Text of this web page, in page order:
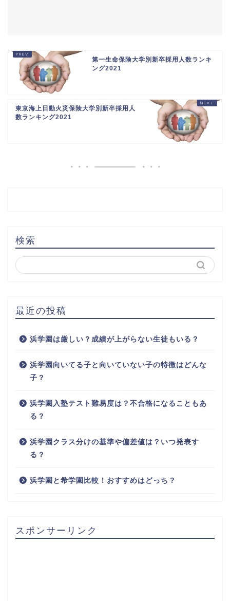
第一生命保険大学別新卒採用人数ランキ
ング2021
東京海上日動火災保険大学別新卒採用人
数ランキング2021
検索
最近の投稿
浜学園は厳しい？成績が上がらない生徒もいる？
浜学園向いてる子と向いていない子の特徴はどんな
子？
浜学園入塾テスト難易度は？不合格になることもあ
る？
浜学園クラス分けの基準や偏差値は？いつ発表す
る？
浜学園と希学園比較！おすすめはどっち？
スポンサーリンク